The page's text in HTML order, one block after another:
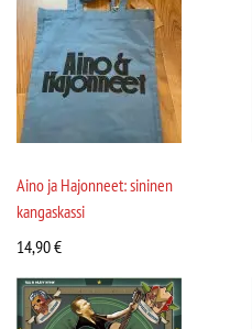
Aino ja Hajonneet: sininen
kangaskassi
14,90€